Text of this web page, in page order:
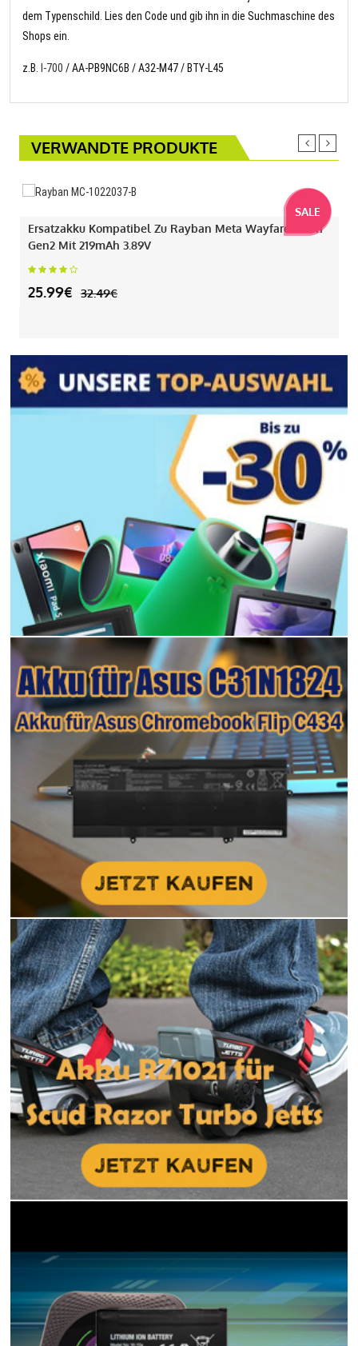
dem Typenschild. Lies den Code und gib ihn in die Suchmaschine des
Shops ein.
z.B. I-700 / AA-PB9NC6B / A32-M47 / BTY-L45
VERWANDTE PRODUKTE
SALE
Ersatzakku Kompatibel Zu Rayban Meta Wayfarer Gen1
Gen2 Mit 219mAh 3.89V
25.99€ 32.49€